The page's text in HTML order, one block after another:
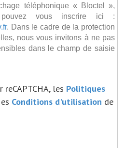
téléphonique « Bloctel »,
vous inscrire ici :
. Dans le cadre de la protection
nous vous invitons à ne pas
dans le champ de saisie
les Politiques
Conditions d'utilisation de